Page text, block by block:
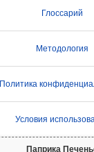
Паприка
Глоссарий
Методология
Политика
Условия